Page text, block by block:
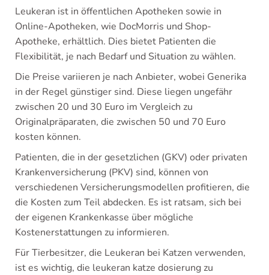
Leukeran ist in öffentlichen Apotheken sowie in
Online-Apotheken, wie DocMorris und Shop-
Apotheke, erhältlich. Dies bietet Patienten die
Flexibilität, je nach Bedarf und Situation zu wählen.
Die Preise variieren je nach Anbieter, wobei Generika
in der Regel günstiger sind. Diese liegen ungefähr
zwischen 20 und 30 Euro im Vergleich zu
Originalpräparaten, die zwischen 50 und 70 Euro
kosten können.
Patienten, die in der gesetzlichen (GKV) oder privaten
Krankenversicherung (PKV) sind, können von
verschiedenen Versicherungsmodellen profitieren, die
die Kosten zum Teil abdecken. Es ist ratsam, sich bei
der eigenen Krankenkasse über mögliche
Kostenerstattungen zu informieren.
Für Tierbesitzer, die Leukeran bei Katzen verwenden,
ist es wichtig, die leukeran katze dosierung zu